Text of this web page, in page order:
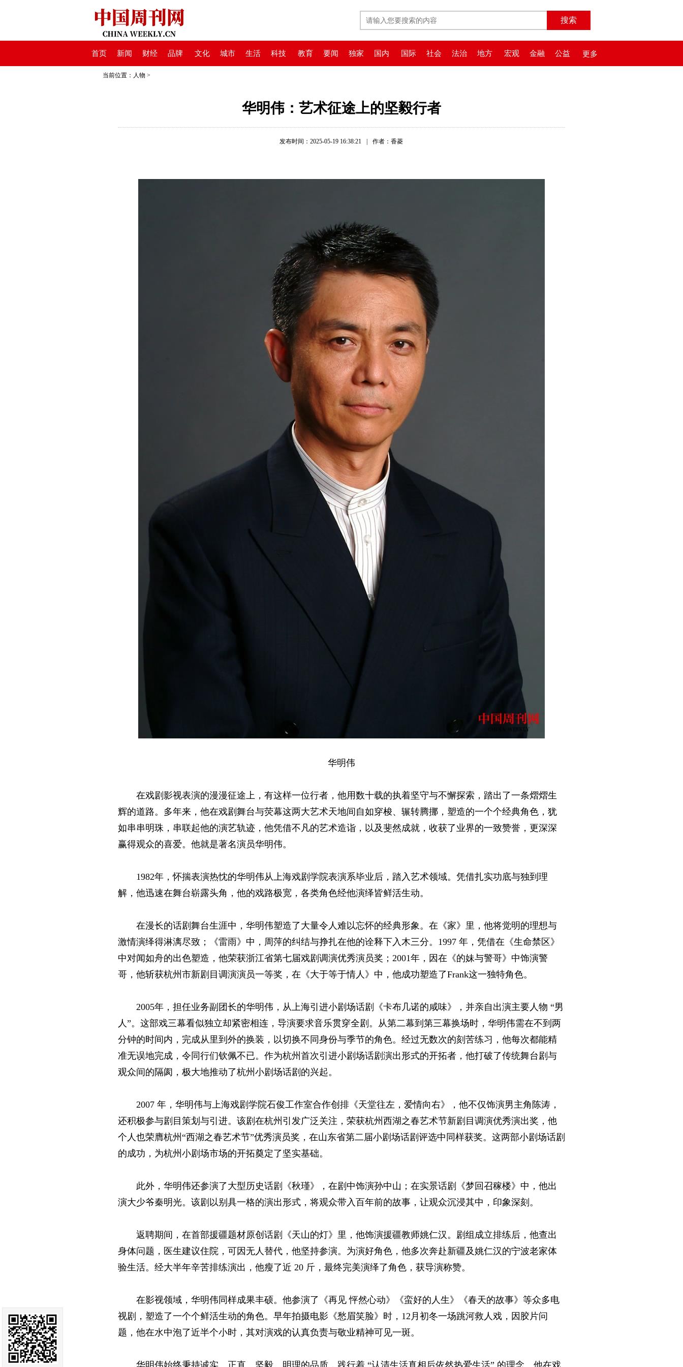
首页 新闻 财经 品牌 文化 城市 生活 科技 教育 要闻 独家 国内 国际 社会 法治 地方 宏观 金融 公益 更多
当前位置： 人物 >
华明伟：艺术征途上的坚毅行者
发布时间：2025-05-19 16:38:21 作者：香菱
华明伟
在戏剧影视表演的漫漫征途上，有这样一位行者，他用数十载的执着坚守与不懈探索，踏出了一条熠熠生
辉的道路。多年来，他在戏剧舞台与荧幕这两大艺术天地间自如穿梭、辗转腾挪，塑造的一个个经典角色，犹
如串串明珠，串联起他的演艺轨迹，他凭借不凡的艺术造诣，以及斐然成就，收获了业界的一致赞誉，更深深
赢得观众的喜爱。他就是著名演员华明伟。
1982年，怀揣表演热忱的华明伟从上海戏剧学院表演系毕业后，踏入艺术领域。凭借扎实功底与独到理
解，他迅速在舞台崭露头角，他的戏路极宽，各类角色经他演绎皆鲜活生动。
在漫长的话剧舞台生涯中，华明伟塑造了大量令人难以忘怀的经典形象。在《家》里，他将觉明的理想与
激情演绎得淋漓尽致；《雷雨》中，周萍的纠结与挣扎在他的诠释下入木三分。1997 年，凭借在《生命禁区》
中对闻如舟的出色塑造，他荣获浙江省第七届戏剧调演优秀演员奖；2001年，因在《的妹与警哥》中饰演警
哥，他斩获杭州市新剧目调演演员一等奖，在《大于等于情人》中，他成功塑造了Frank这一独特角色。
2005年，担任业务副团长的华明伟，从上海引进小剧场话剧《卡布几诺的咸味》，并亲自出演主要人物 “男
人”。这部戏三幕看似独立却紧密相连，导演要求音乐贯穿全剧。从第二幕到第三幕换场时，华明伟需在不到两
分钟的时间内，完成从里到外的换装，以切换不同身份与季节的角色。经过无数次的刻苦练习，他每次都能精
准无误地完成，令同行们钦佩不已。作为杭州首次引进小剧场话剧演出形式的开拓者，他打破了传统舞台剧与
观众间的隔阂，极大地推动了杭州小剧场话剧的兴起。
2007 年，华明伟与上海戏剧学院石俊工作室合作创排《天堂往左，爱情向右》，他不仅饰演男主角陈涛，
还积极参与剧目策划与引进。该剧在杭州引发广泛关注，荣获杭州西湖之春艺术节新剧目调演优秀演出奖，他
个人也荣膺杭州“西湖之春艺术节”优秀演员奖，在山东省第二届小剧场话剧评选中同样获奖。这两部小剧场话剧
的成功，为杭州小剧场市场的开拓奠定了坚实基础。
此外，华明伟还参演了大型历史话剧《秋瑾》，在剧中饰演孙中山；在实景话剧《梦回召稼楼》中，他出
演大少爷秦明光。该剧以别具一格的演出形式，将观众带入百年前的故事，让观众沉浸其中，印象深刻。
返聘期间，在首部援疆题材原创话剧《天山的灯》里，他饰演援疆教师姚仁汉。剧组成立排练后，他查出
身体问题，医生建议住院，可因无人替代，他坚持参演。为演好角色，他多次奔赴新疆及姚仁汉的宁波老家体
验生活。经大半年辛苦排练演出，他瘦了近 20 斤，最终完美演绎了角色，获导演称赞。
在影视领域，华明伟同样成果丰硕。他参演了《再见 怦然心动》《蛮好的人生》《春天的故事》等众多电
视剧，塑造了一个个鲜活生动的角色。早年拍摄电影《愁眉笑脸》时，12月初冬一场跳河救人戏，因胶片问
题，他在水中泡了近半个小时，其对演戏的认真负责与敬业精神可见一斑。
华明伟始终秉持诚实、正直、坚毅、明理的品质，践行着 “认清生活真相后依然热爱生活” 的理念。他在戏